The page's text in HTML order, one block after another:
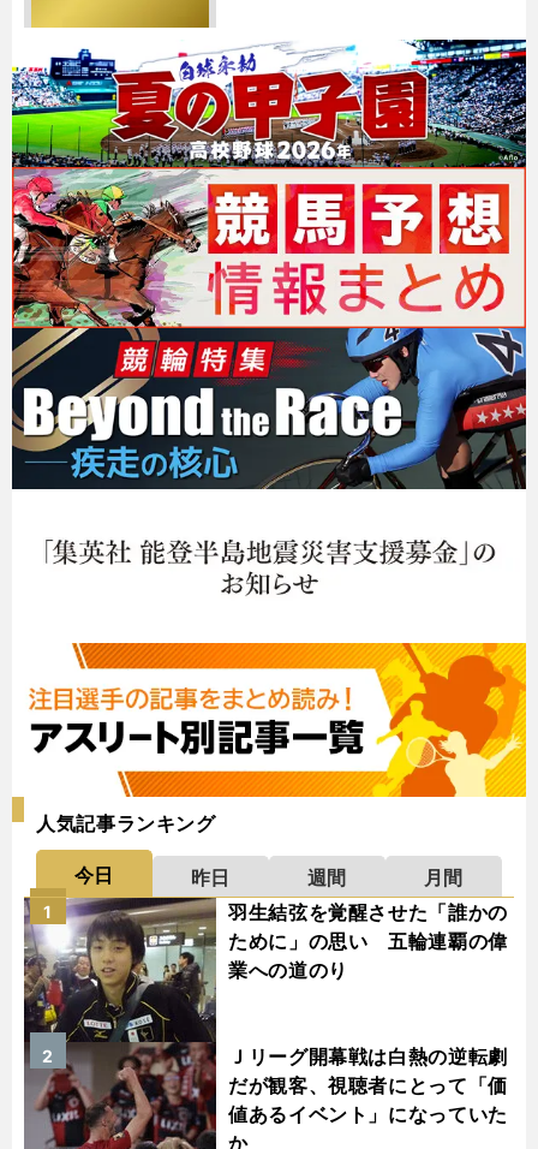
人気記事ランキング
今日 昨日 週間
月間
羽生結弦を覚醒させた「誰かの
ために」の思い 五輪連覇の偉
業への道のり
1
Ｊリーグ開幕戦は白熱の逆転劇
だが観客、視聴者にとって「価
値あるイベント」になっていた
か
2